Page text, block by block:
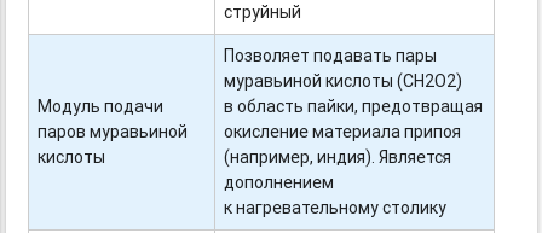
струйный
Модуль подачи
паров муравьиной
кислоты
Позволяет подавать пары
муравьиной кислоты (CH2O2)
в область пайки, предотвращая
окисление материала припоя
(например, индия). Является
дополнением
к нагревательному столику